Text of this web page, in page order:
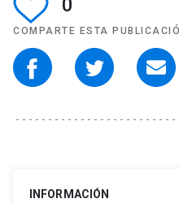
0
COMPARTE ESTA
INFORMACIÓN